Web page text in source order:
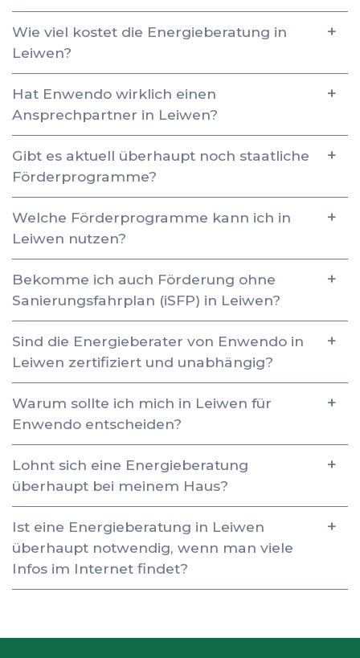
Wie viel kostet die Energieberatung in
Leiwen?
Hat Enwendo wirklich einen
Ansprechpartner in Leiwen?
Gibt es aktuell überhaupt noch staatliche
Förderprogramme?
Welche Förderprogramme kann ich in
Leiwen nutzen?
Bekomme ich auch Förderung ohne
Sanierungsfahrplan (iSFP) in Leiwen?
Sind die Energieberater von Enwendo in
Leiwen zertifiziert und unabhängig?
Warum sollte ich mich in Leiwen für
Enwendo entscheiden?
Lohnt sich eine Energieberatung
überhaupt bei meinem Haus?
Ist eine Energieberatung in Leiwen
überhaupt notwendig, wenn man viele
Infos im Internet findet?